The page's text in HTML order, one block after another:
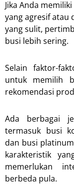
Jika Anda
yang agresif atau
yang sulit,
busi lebih sering.
Selain faktor-
untuk memilih
rekomendasi
Ada berbagai
termasuk busi
dan busi
karakteristik
memerlukan
berbeda pula.